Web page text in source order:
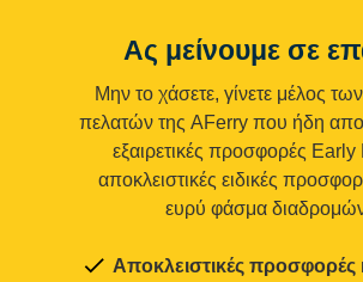
Ας μείνουμε σε
Μην το χάσετε, γίνετε μέλος
πελατών της AFerry που ήδη
εξαιρετικές προσφορές Early
αποκλειστικές ειδικές
ευρύ φάσμα
Αποκλειστικές προσφορές